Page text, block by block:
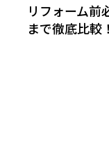
リフォーム前
まで徹底比較！